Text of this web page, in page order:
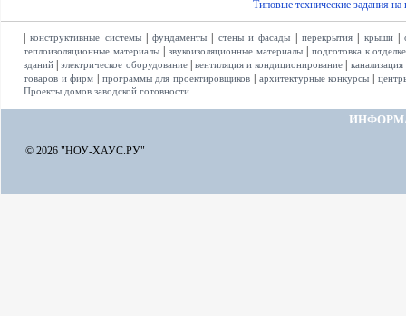
Типовые технические задания на
|конструктивные системы|фундаменты стены и фасады перекрытия| крыши|
теплоизоляционные материалы| звукоизоляционные материалы|
подготовка к отделке
зданий |электрическое оборудование| вентиляция и кондиционирование канализация
товаров и фирм программы для проектировщиков архитектурные конкурсы
Проекты домов заводской готовности
© 2026 "НОУ-ХАУС.РУ"